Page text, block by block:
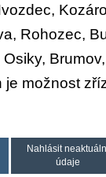
Rohozec,
je možnost
Nahlásit
údaje